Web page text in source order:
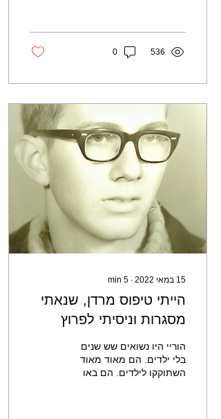
536
0
15 במאי 2022 ∙
5
min
הייתי טיפוס מרדן, שנאתי
מסגרות וניסיתי לפרוץ
הוריי היו נשואים שש שנים
בלי ילדים. הם מאוד מאוד
השתוקקו לילדים. הם באו